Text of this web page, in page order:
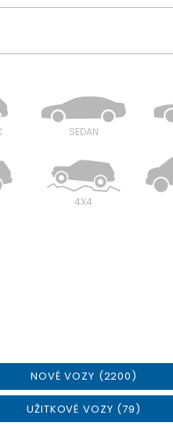
SEDAN
4X4
NOVÉ VOZY (2200)
UŽITKOVÉ VOZY (79)